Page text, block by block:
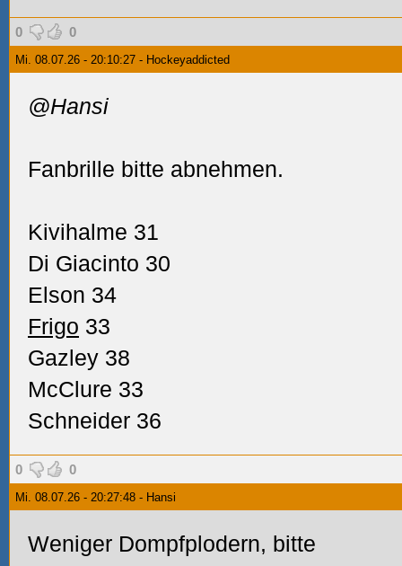
0 0
Mi. 08.07.26 - 20:10:27 - Hockeyaddicted
@Hansi
Fanbrille bitte abnehmen.
Kivihalme 31
Di Giacinto 30
Elson 34
Frigo 33
Gazley 38
McClure 33
Schneider 36
0 0
Mi. 08.07.26 - 20:27:48 - Hansi
Weniger Dompfplodern, bitte